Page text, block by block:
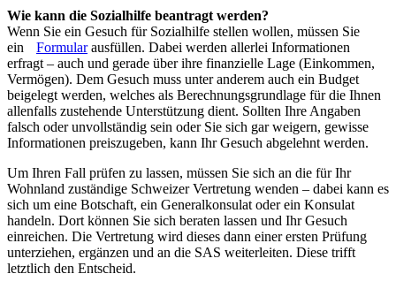
Wie kann die Sozialhilfe beantragt werden?
Wenn Sie ein Gesuch für Sozialhilfe stellen wollen, müssen Sie
ein
Formularausfüllen. Dabei werden allerlei Informationen
erfragt – auch und gerade über ihre finanzielle Lage (Einkommen,
Vermögen). Dem Gesuch muss unter anderem auch ein Budget
beigelegt werden, welches als Berechnungsgrundlage für die Ihnen
allenfalls zustehende Unterstützung dient. Sollten Ihre Angaben
falsch oder unvollständig sein oder Sie sich gar weigern, gewisse
Informationen preiszugeben, kann Ihr Gesuch abgelehnt werden.
Um Ihren Fall prüfen zu lassen, müssen Sie sich an die für Ihr
Wohnland zuständige Schweizer Vertretung wenden – dabei kann es
sich um eine Botschaft, ein Generalkonsulat oder ein Konsulat
handeln. Dort können Sie sich beraten lassen und Ihr Gesuch
einreichen. Die Vertretung wird dieses dann einer ersten Prüfung
unterziehen, ergänzen und an die SAS weiterleiten. Diese trifft
letztlich den Entscheid.